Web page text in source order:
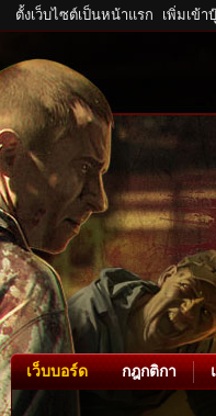
ตั้งเว็บไซต์เป็นหน้าแรก เพิ่มเข้า
เว็บบอร์ด กฎกติกา